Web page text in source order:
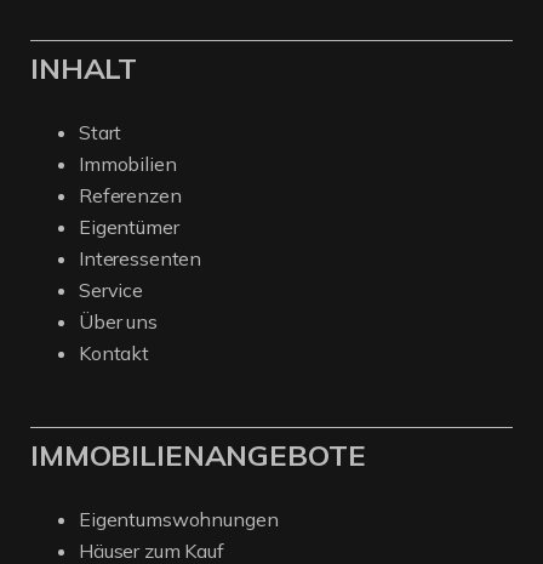
INHALT
Start
Immobilien
Referenzen
Eigentümer
Interessenten
Service
Über uns
Kontakt
IMMOBILIENANGEBOTE
Eigentumswohnungen
Häuser zum Kauf